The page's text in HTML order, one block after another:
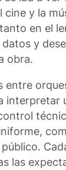
y la
en el
y
obra.
las